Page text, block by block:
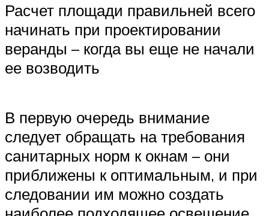
Расчет площади правильней всего
начинать при проектировании
веранды – когда вы еще не начали
ее возводить
В первую очередь внимание
следует обращать на требования
санитарных норм к окнам – они
приближены к оптимальным, и при
следовании им можно создать